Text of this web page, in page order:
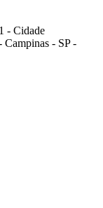
- Cidade
- SP -